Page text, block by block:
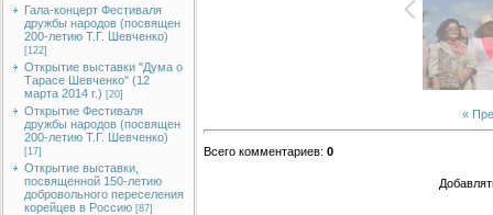
Гала-концерт Фестиваля
дружбы народов (посвящен
200-летию Т.Г. Шевченко)
[122]
Открытие выставки "Дума о
Тарасе Шевченко" (12
марта 2014 г.) [20]
Открытие Фестиваля
дружбы народов (посвящен
200-летию Т.Г. Шевченко)
[17]
Открытие выставки,
посвященной 150-летию
добровольного переселения
корейцев в Россию [87]
«
Всего комментариев: 0